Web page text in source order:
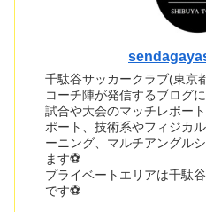
千駄谷サッカークラブ(東京
コーチ陣が発信するブログ
試合や大会のマッチレポー
ポート、技術系やフィジカ
ーニング、マルチアングル
ます⚽
プライベートエリアは千駄
です⚽